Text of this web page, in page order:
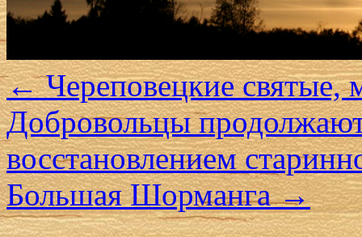
←Череповецкие святые,
Добровольцы
восстановлением
Большая Шорманга→